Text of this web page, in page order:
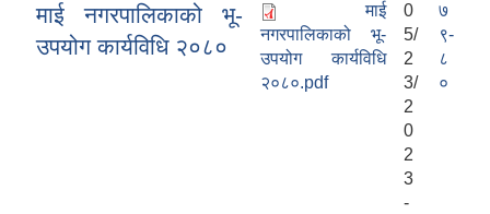
माई नगरपालिकाको भू-
उपयोग कार्यविधि २०८०
माई
नगरपालिकाको भू-
उपयोग कार्यविधि
२०८०.pdf
0
5/
2
3/
2
0
2
3
-
७
९-
८
०